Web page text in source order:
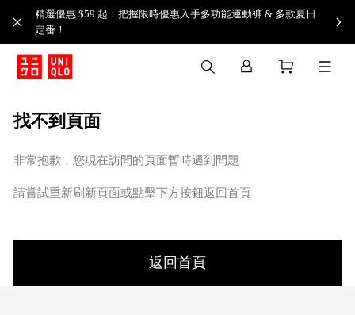
精選優惠 $59 起：把握限時優惠入手多功能運動褲 & 多款夏日
定番！​
找不到頁面
非常抱歉，您現在訪問的頁面暫時遇到問題
請嘗試重新刷新頁面或點擊下方按鈕返回首頁
返回首頁